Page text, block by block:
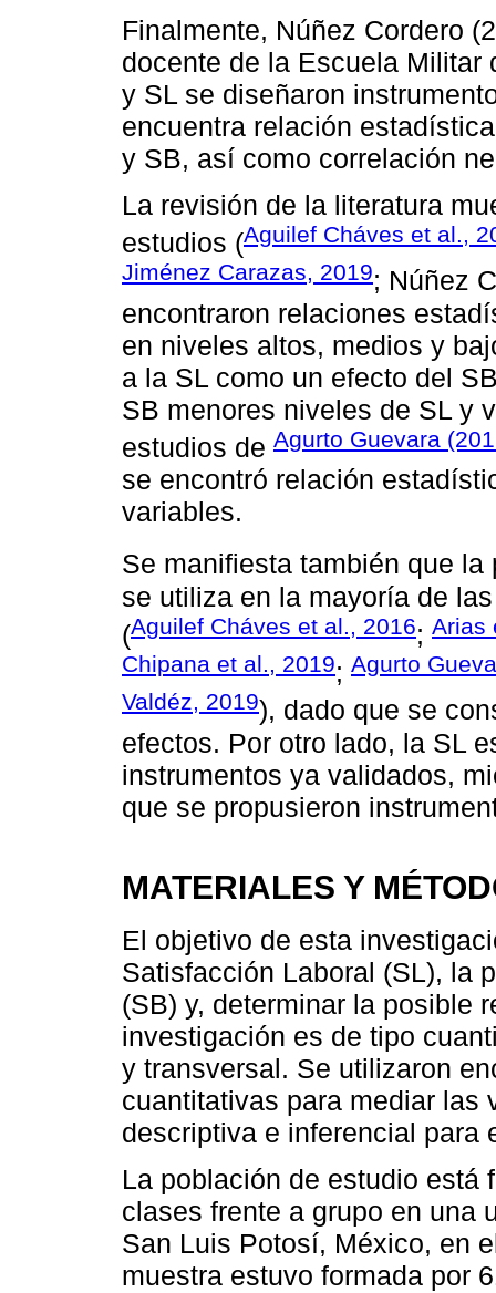
Finalmente, Núñez Cordero
docente de la Escuela Militar
y SL se diseñaron
encuentra relación
y SB, así como correlación
La revisión de la literatura
estudios (Aguilef Cháves et al.,
Jiménez Carazas, 2019; Núñez
encontraron relaciones
en niveles altos, medios y
a la SL como un efecto del
SB menores niveles de SL y
estudios de Agurto Guevara
se encontró relación
variables.
Se manifiesta también que
se utiliza en la mayoría de
(Aguilef Cháves et al., 2016; Arias
Chipana et al., 2019; Agurto
Valdéz, 2019), dado que se
efectos. Por otro lado, la SL
instrumentos ya validados,
que se propusieron
MATERIALES Y
El objetivo de esta
Satisfacción Laboral (SL), la
(SB) y, determinar la posible
investigación es de tipo
y transversal. Se utilizaron
cuantitativas para mediar las
descriptiva e inferencial para
La población de estudio está
clases frente a grupo en una
San Luis Potosí, México, en
muestra estuvo formada por